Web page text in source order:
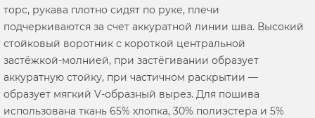
торс, рукава плотно сидят по руке, плечи
подчеркиваются за счет аккуратной линии шва. Высокий
стойковый воротник с короткой центральной
застёжкой-молнией, при застёгивании образует
аккуратную стойку, при частичном раскрытии —
образует мягкий V‑образный вырез. Для пошива
использована ткань 65% хлопка, 30% полиэстера и 5%